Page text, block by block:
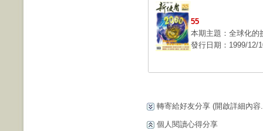
55
本期主題：全球化
發行日期：1999/12/
轉寄給好友分享 (開啟詳細內容
個人閱讀心得分享